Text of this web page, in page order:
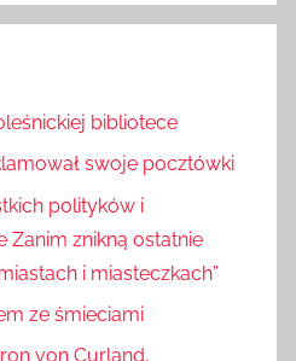
bibliotece
swoje pocztówki
polityków i
znikną ostatnie
i miasteczkach”
ze śmieciami